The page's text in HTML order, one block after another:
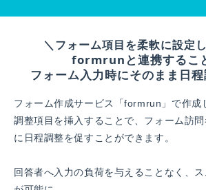
＼フォーム項目を柔軟に設定
formrunと連携するこ
フォーム入力時にそのまま日
フォーム作成サービス「formrun」で作成
調整項目を挿入することで、フォーム訪
に日程調整を促すことができます。
回答者へ入力の負荷を与えることなく、